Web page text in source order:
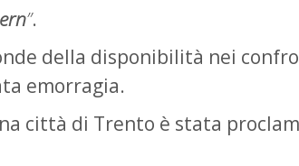
”.
della disponibilità nei
emorragia.
città di Trento è stata